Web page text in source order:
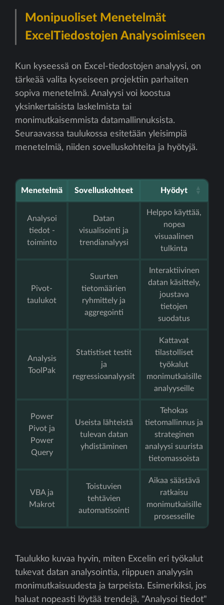
Monipuoliset Menetelmät
ExcelTiedostojen Analysoimiseen
Kun kyseessä on Excel-tiedostojen analyysi, on
tärkeää valita kyseiseen projektiin parhaiten
sopiva menetelmä. Analyysi voi koostua
yksinkertaisista laskelmista tai
monimutkaisemmista datamallinnuksista.
Seuraavassa taulukossa esitetään yleisimpiä
menetelmiä, niiden sovelluskohteita ja hyötyjä.
Menetelmä Sovelluskohteet Hyödyt
Analysoi
tiedot -
toiminto
Datan
visualisointi ja
trendianalyysi
Helppo käyttää,
nopea
visuaalinen
tulkinta
Pivot-
taulukot
Suurten
tietomäärien
ryhmittely ja
aggregointi
Interaktiivinen
datan käsittely,
joustava
tietojen
suodatus
Analysis
ToolPak
Statistiset testit
ja
regressioanalyysit
Kattavat
tilastolliset
työkalut
monimutkaisille
analyyseille
Power
Pivot ja
Power
Query
Useista lähteistä
tulevan datan
yhdistäminen
Tehokas
tietomallinnus ja
strateginen
analyysi suurista
tietomassoista
VBA ja
Makrot
Toistuvien
tehtävien
automatisointi
Aikaa säästävä
ratkaisu
monimutkaisille
prosesseille
Taulukko kuvaa hyvin, miten Excelin eri työkalut
tukevat datan analysointia, riippuen analyysin
monimutkaisuudesta ja tarpeista. Esimerkiksi, jos
haluat nopeasti löytää trendejä, "Analysoi tiedot"